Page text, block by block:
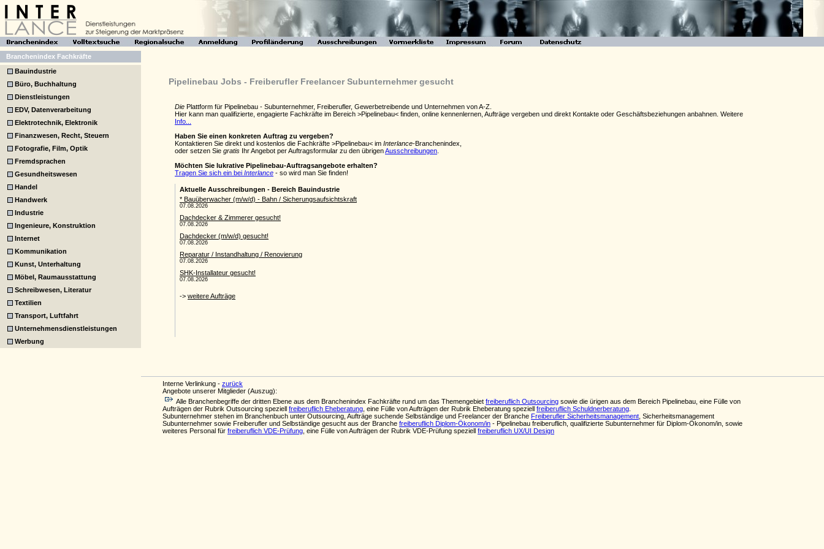
Branchenindex Fachkräfte
Bauindustrie
Büro, Buchhaltung
Dienstleistungen
EDV, Datenverarbeitung
Elektrotechnik, Elektronik
Finanzwesen, Recht, Steuern
Fotografie, Film, Optik
Fremdsprachen
Gesundheitswesen
Handel
Handwerk
Industrie
Ingenieure, Konstruktion
Internet
Kommunikation
Kunst, Unterhaltung
Möbel, Raumausstattung
Schreibwesen, Literatur
Textilien
Transport, Luftfahrt
Unternehmensdienstleistungen
Werbung
Pipelinebau Jobs - Freiberufler Freelancer Subunternehmer gesucht
Die Plattform für Pipelinebau - Subunternehmer, Freiberufler, Gewerbetreibende und Unternehmen von A-Z.
Hier kann man qualifizierte, engagierte Fachkräfte im Bereich >Pipelinebau< finden, online kennenlernen, Aufträge vergeben und direkt Kontakte oder Geschäftsbeziehungen anbahnen. Weitere
Info...
Haben Sie einen konkreten Auftrag zu vergeben?
Kontaktieren Sie direkt und kostenlos die Fachkräfte >Pipelinebau< im Interlance-Branchenindex,
oder setzen Sie gratis Ihr Angebot per Auftragsformular zu den übrigenAusschreibungen
Möchten Sie lukrative Pipelinebau-Auftragsangebote erhalten?
Tragen Sie sich ein bei Interlance - so wird man Sie finden!
Interne Verlinkung - zurück
Angebote unserer Mitglieder (Auszug):
Alle Branchenbegriffe der dritten Ebene aus dem Branchenindex Fachkräfte rund um das Themengebiet freiberuflich Outsourcing sowie die ürigen aus dem Bereich Pipelinebau, eine Fülle von
Aufträgen der Rubrik Outsourcing speziell freiberuflich Eheberatung , eine Fülle von Aufträgen der Rubrik Eheberatung speziell freiberuflich Schuldnerberatung
Subunternehmer stehen im Branchenbuch unter Outsourcing, Aufträge suchende Selbständige und Freelancer der Branche Freiberufler Sicherheitsmanagement , Sicherheitsmanagement
Subunternehmer sowie Freiberufler und Selbständige gesucht aus der Branche freiberuflich Diplom-Ökonom/in - Pipelinebau freiberuflich, qualifizierte Subunternehmer für Diplom-Ökonom/in, sowie
weiteres Personal für freiberuflich VDE-Prüfung , eine Fülle von Aufträgen der Rubrik VDE-Prüfung speziell freiberuflich UX/UI Design